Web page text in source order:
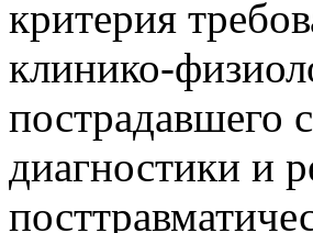
критерия
клинико-
пострадавшего
диагностики и